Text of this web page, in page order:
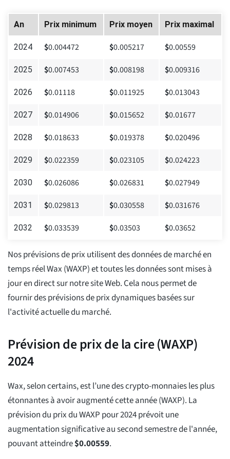
An Prix minimum Prix moyen Prix maximal
2024 $0.004472 $0.005217 $0.00559
2025 $0.007453 $0.008198 $0.009316
2026 $0.01118 $0.011925 $0.013043
2027 $0.014906 $0.015652 $0.01677
2028 $0.018633 $0.019378 $0.020496
2029 $0.022359 $0.023105 $0.024223
2030 $0.026086 $0.026831 $0.027949
2031 $0.029813 $0.030558 $0.031676
2032 $0.033539 $0.03503 $0.03652
Nos prévisions de prix utilisent des données de marché en
temps réel Wax (WAXP) et toutes les données sont mises à
jour en direct sur notre site Web. Cela nous permet de
fournir des prévisions de prix dynamiques basées sur
l'activité actuelle du marché.
Prévision de prix de la cire (WAXP)
2024
Wax, selon certains, est l’une des crypto-monnaies les plus
étonnantes à avoir augmenté cette année (WAXP). La
prévision du prix du WAXP pour 2024 prévoit une
augmentation significative au second semestre de l'année,
pouvant atteindre$0.00559.